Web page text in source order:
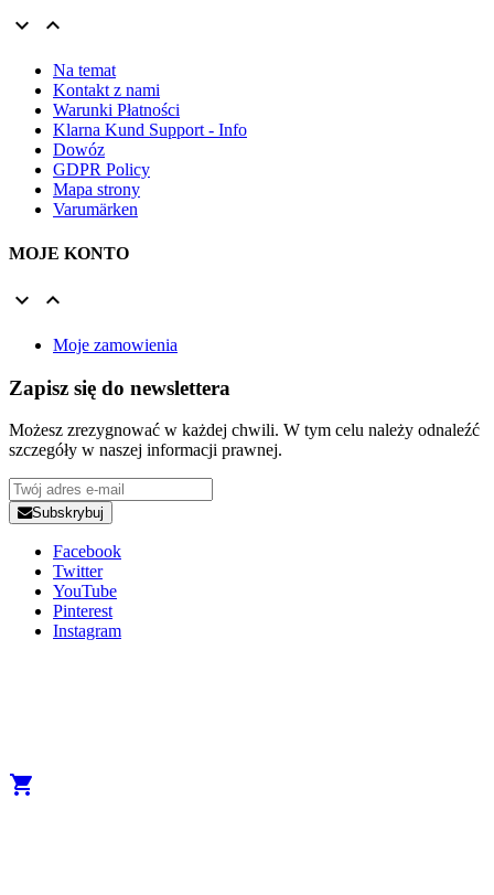
 
Na temat
Kontakt z nami
Warunki Płatności
Klarna Kund Support - Info
Dowóz
GDPR Policy
Mapa strony
Varumärken
MOJE KONTO
 
Moje zamowienia
Zapisz się do newslettera
Możesz zrezygnować w każdej chwili. W tym celu należy odnaleźć
szczegóły w naszej informacji prawnej.
Subskrybuj
Facebook
Twitter
YouTube
Pinterest
Instagram
